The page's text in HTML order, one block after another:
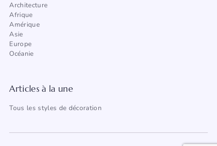
Architecture
Afrique
Amérique
Asie
Europe
Océanie
Articles à la une
Tous les styles de décoration